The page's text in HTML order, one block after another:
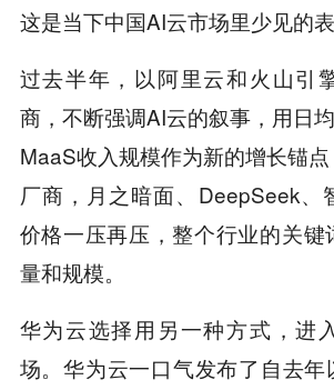
这是当下中国AI云市场里少见的表
过去半年，以阿里云和火山引
商，不断强调AI云的叙事，用日均
MaaS收入规模作为新的增长锚
厂商，月之暗面、DeepSeek、
价格一压再压，整个行业的关键
量和规模。
华为云选择用另一种方式，进
场。华为云一口气发布了自去